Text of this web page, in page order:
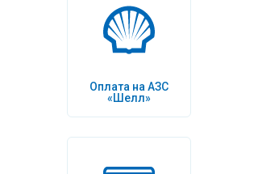
Оплата на АЗС
«Шелл»